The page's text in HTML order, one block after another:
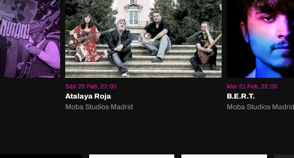
Sáb 25 Feb, 22:00
Atalaya Roja
Moba Studios Madrid
Mar 21 Feb, 22:00
B.E.R.T.
Moba Studios Madrid